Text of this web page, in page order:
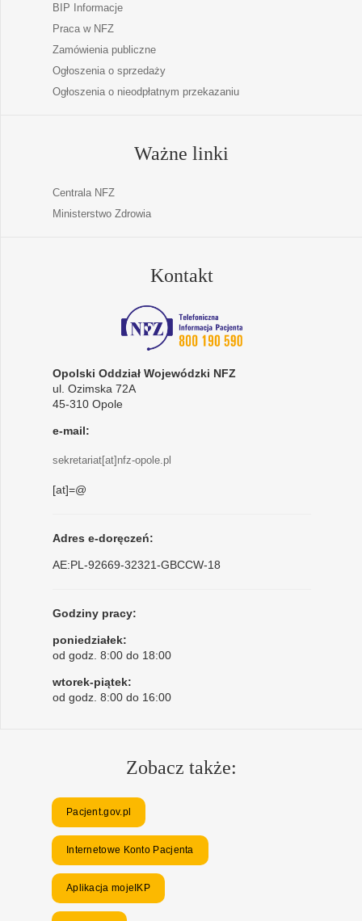
BIP Informacje
Praca w NFZ
Zamówienia publiczne
Ogłoszenia o sprzedaży
Ogłoszenia o nieodpłatnym przekazaniu
Ważne linki
Centrala NFZ
Ministerstwo Zdrowia
Kontakt
Opolski Oddział Wojewódzki NFZ
ul. Ozimska 72A
45-310 Opole
e-mail:
sekretariat[at]nfz-opole.pl
[at]=@
Adres e-doręczeń:
AE:PL-92669-32321-GBCCW-18
Godziny pracy:
poniedziałek:
od godz. 8:00 do 18:00
wtorek-piątek:
od godz. 8:00 do 16:00
Zobacz także:
Pacjent.gov.pl
Internetowe Konto Pacjenta
Aplikacja mojeIKP